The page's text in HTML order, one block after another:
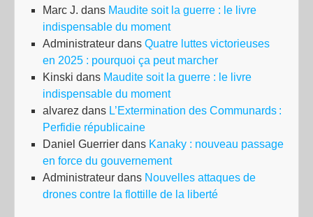
Marc J. dans Maudite soit la guerre : le livre
indispensable du moment
Administrateur dans Quatre luttes victorieuses
en 2025 : pourquoi ça peut marcher
Kinski dans Maudite soit la guerre : le livre
indispensable du moment
alvarez dans L’Extermination des Communards :
Perfidie républicaine
Daniel Guerrier dans Kanaky : nouveau passage
en force du gouvernement
Administrateur dans Nouvelles attaques de
drones contre la flottille de la liberté